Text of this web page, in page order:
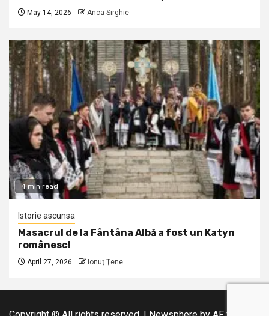
May 14, 2026 Anca Sirghie
4 min read
Istorie ascunsa
Masacrul de la Fântâna Albă a fost un Katyn
românesc!
April 27, 2026 Ionuţ Ţene